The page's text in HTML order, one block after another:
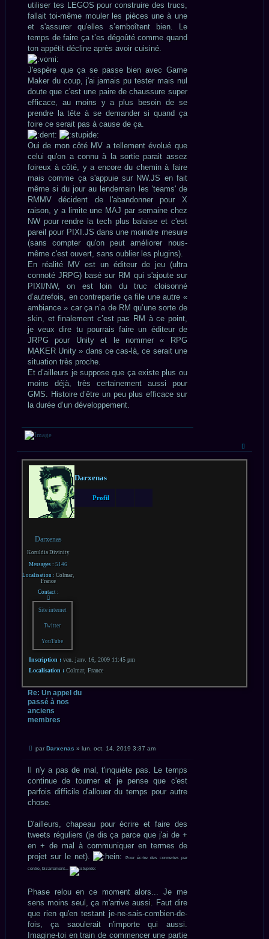
utiliser tes LEGOS pour construire des trucs,
fallait toi-même mouler les pièces une à une
et s'assurer qu'elles s’emboîtent bien. Le
temps de faire ça t’es dégoûté comme quand
ton appétit décline après avoir cuisiné.
J'espère que ça se passe bien avec Game
Maker du coup, j'ai jamais pu tester mais nul
doute que c'est une paire de chaussure super
efficace, au moins y a plus besoin de se
prendre la tête à se demander si quand ça
foire ce serait pas à cause de ça.
Oui de mon côté MV a tellement évolué que
celui qu'on a connu à la sortie parait assez
foireux à côté, y a encore du chemin à faire
mais comme ça s'appuie sur NW.JS en fait
même si du jour au lendemain les 'teams' de
RMMV décident de l'abandonner pour X
raison, y a limite une MAJ par semaine chez
NW pour rendre la tech plus balaise et c'est
pareil pour PIXI.JS dans une moindre mesure
(sans compter qu'on peut améliorer nous-
même c'est ouvert, sans oublier les plugins).
En réalité MV est un éditeur de jeu (ultra
connoté JRPG) basé sur RM qui s'ajoute sur
PIXI/NW, on est loin du truc cloisonné
d’autrefois, en contrepartie ça file une autre «
ambiance » car ça n’a de RM qu’une sorte de
skin, et finalement c’est pas RM à ce point,
je veux dire tu pourrais faire un éditeur de
JRPG pour Unity et le nommer « RPG
MAKER Unity » dans ce cas-là, ce serait une
situation très proche.
Et d’ailleurs je suppose que ça existe plus ou
moins déjà, très certainement aussi pour
GMS. Histoire d’être un peu plus efficace sur
la durée d’un développement.
Darxenas
Koruldia Divinity
Messages : 5146
Localisation : Colmar,
France
Contact :
Darxenas
Site internet
Twitter
YouTube
Darxenas
Profil
Inscription : ven. janv. 16, 2009 11:45 pm
Localisation : Colmar, France
Re: Un appel du
passé à nos
anciens
membres
Message
parDarxenas » lun. oct. 14, 2019 3:37 am
Il n'y a pas de mal, t'inquiète pas. Le temps
continue de tourner et je pense que c'est
parfois difficile d'allouer du temps pour autre
chose.
D'ailleurs, chapeau pour écrire et faire des
tweets réguliers (je dis ça parce que j'ai de +
en + de mal à communiquer en termes de
projet sur le net).
Pour écrire des conneries par
contre, bizarrement...
Phase relou en ce moment alors... Je me
sens moins seul, ça m'arrive aussi. Faut dire
que rien qu'en testant je-ne-sais-combien-de-
fois, ça saoulerait n'importe qui aussi.
Imagine-toi en train de commencer une partie